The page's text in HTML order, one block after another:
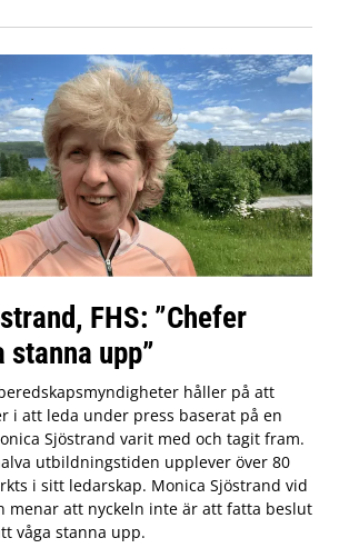
FHS: ”Chefer
stanna upp”
håller på att
i att leda under press baserat på en
Sjöstrand varit med och tagit fram.
utbildningstiden upplever över 80
i sitt ledarskap. Monica Sjöstrand vid
menar att nyckeln inte är att fatta beslut
våga stanna upp.